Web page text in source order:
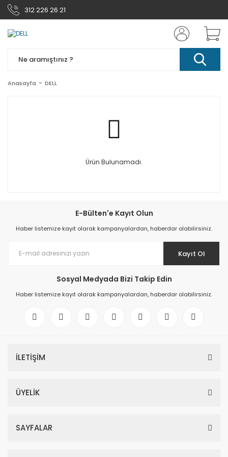
312 226 26 21
Anasayfa DELL
Ürün Bulunamadı.
E-Bülten'e Kayıt Olun
Haber listemize kayıt olarak kampanyalardan, haberdar olabilirsiniz.
Kayıt Ol
Sosyal Medyada Bizi Takip Edin
Haber listemize kayıt olarak kampanyalardan, haberdar olabilirsiniz.
İLETİŞİM
ÜYELİK
SAYFALAR